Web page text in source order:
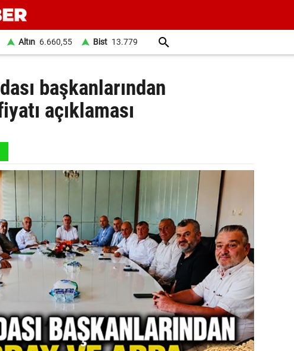
Altın 6.660,55 Bist 13.779
başkanlarından
açıklaması